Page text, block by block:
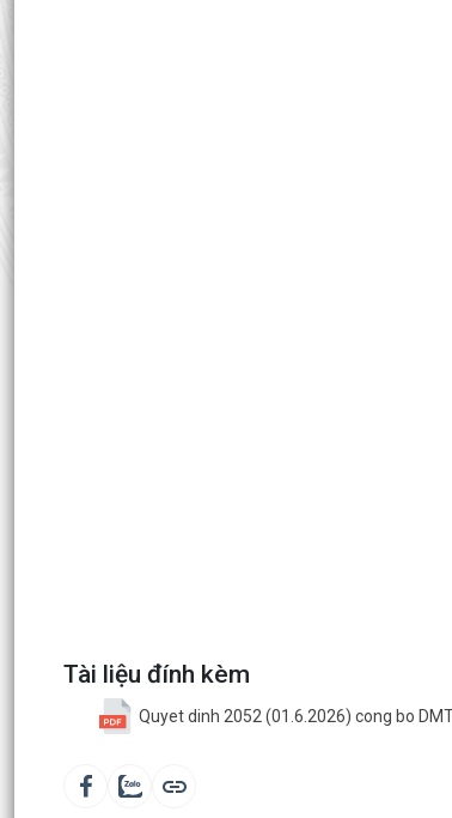
Tài liệu đính kèm
Quyet dinh 2052 (01.6.2026) cong bo